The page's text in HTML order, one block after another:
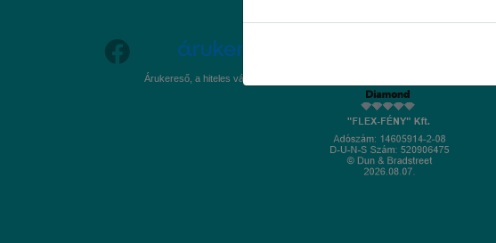
Árukereső, a hiteles vásárlási kalauz